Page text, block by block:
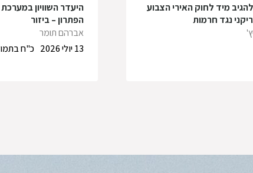
מיד לחוק האירי הצבוע
נגד חרמות
היעדר השוויון במערכת
הפתרון – ביזור
אברהם תומר
כ"ח
13 יולי 2026